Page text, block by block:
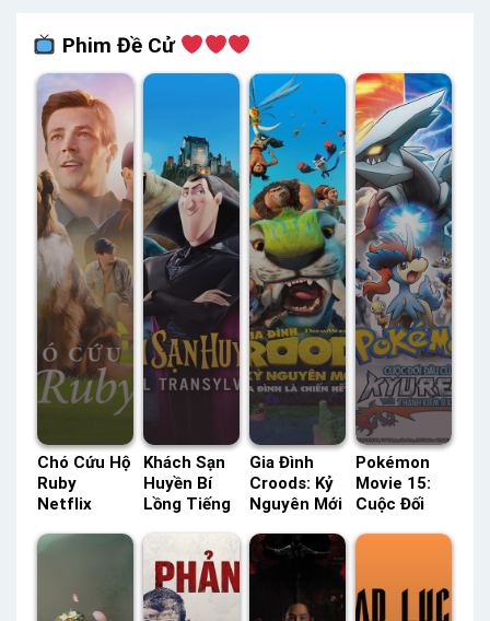
Phim Đề Cử
Chó Cứu Hộ
Ruby
Netflix
– Status:
Khách Sạn
Huyền Bí
Lồng Tiếng
HD Lồng
Tiếng
Gia Đình
Croods: Kỷ
Nguyên Mới
– Status:
HD Lồng
Pokémon
Movie 15:
Cuộc Đối
Kyurem Với
Sĩ Keldeo
HTV3 Lồng